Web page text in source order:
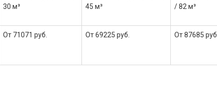
30 м³
45 м³
/ 82 м³
От 71071 руб. От 69225 руб. От 87685 руб.